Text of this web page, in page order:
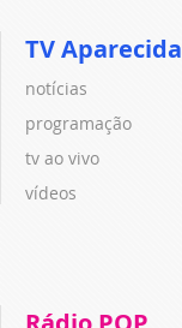
TV Aparecida
notícias
programação
tv ao vivo
vídeos